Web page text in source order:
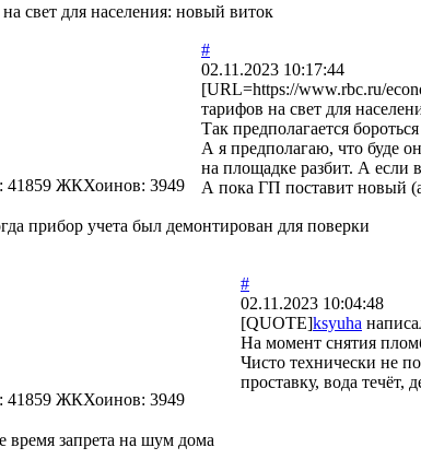
свет для населения: новый виток
41859 ЖКХоинов: 3949
#
02.11.2023 10:17:44
[URL=https://www.rbc.ru/
тарифов на свет для
Так предполагается
А я предполагаю, что буде
на площадке разбит. А если
А пока ГП поставит новый
прибор учета был демонтирован для поверки
41859 ЖКХоинов: 3949
#
02.11.2023 10:04:48
[QUOTE]ksyuha
На момент снятия
Чисто технически не
проставку, вода течёт,
время запрета на шум дома